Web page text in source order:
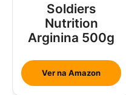
Soldiers
Nutrition
Arginina 500g
Ver na Amazon